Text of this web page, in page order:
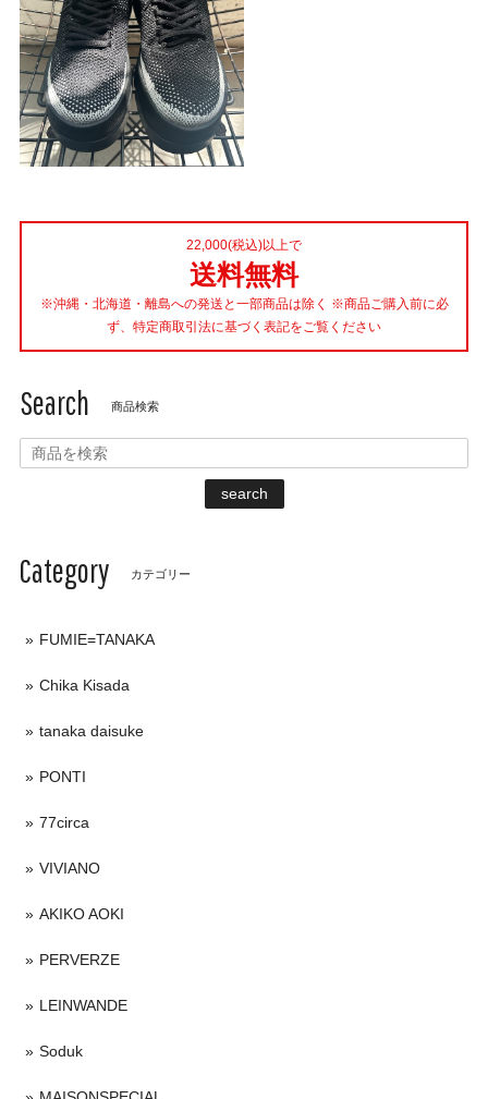
22,000(税込)以上で
送料無料
※沖縄・北海道・離島への発送と一部商品は除く ※商品ご購入前に必
ず、特定商取引法に基づく表記をご覧ください
Search 商品検索
search
Category カテゴリー
FUMIE=TANAKA
Chika Kisada
tanaka daisuke
PONTI
77circa
VIVIANO
AKIKO AOKI
PERVERZE
LEINWANDE
Soduk